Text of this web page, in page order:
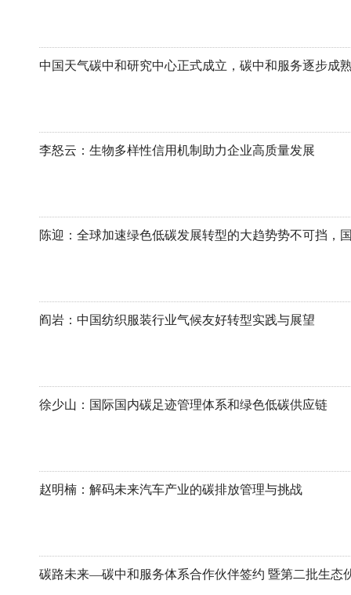
中国天气碳中和研究中心正式成立，碳中和服务逐步成
李怒云：生物多样性信用机制助力企业高质量发展
阎岩：中国纺织服装行业气候友好转型实践与展望
徐少山：国际国内碳足迹管理体系和绿色低碳供应链
赵明楠：解码未来汽车产业的碳排放管理与挑战